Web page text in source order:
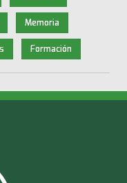
Memoria
Formación